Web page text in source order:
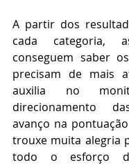
A partir dos
cada categoria,
conseguem saber
precisam de mais
auxilia no
direcionamento
avanço na
trouxe muita alegria
todo o esforço